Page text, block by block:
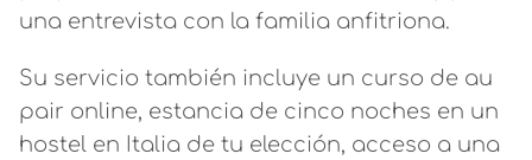
una entrevista con la familia anfitriona.
Su servicio también incluye un curso de au
pair online, estancia de cinco noches en un
hostel en Italia de tu elección, acceso a una